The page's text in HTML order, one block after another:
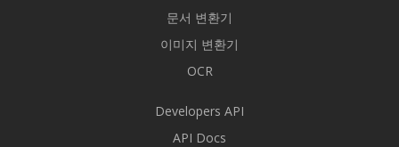
문서 변환기
이미지 변환기
OCR
Developers API
API Docs